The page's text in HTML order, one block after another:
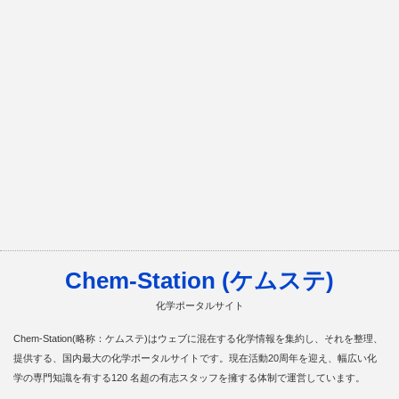
Chem-Station (ケムステ)
化学ポータルサイト
Chem-Station(略称：ケムステ)はウェブに混在する化学情報を集約し、それを整理、
提供する、国内最大の化学ポータルサイトです。現在活動20周年を迎え、幅広い化
学の専門知識を有する120 名超の有志スタッフを擁する体制で運営しています。